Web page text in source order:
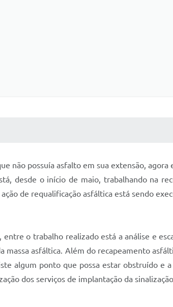
não possuía asfalto em sua extensão,
desde o início de maio, trabalhando na
de requalificação asfáltica está sendo
o trabalho realizado está a análise e
massa asfáltica. Além do recapeamento
algum ponto que possa estar obstruído e
dos serviços de implantação da